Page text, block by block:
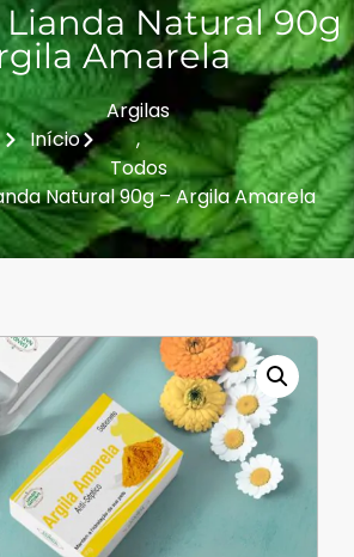
Natural 90g
Amarela
Início
Argilas
,
Todos
Natural 90g – Argila Amarela